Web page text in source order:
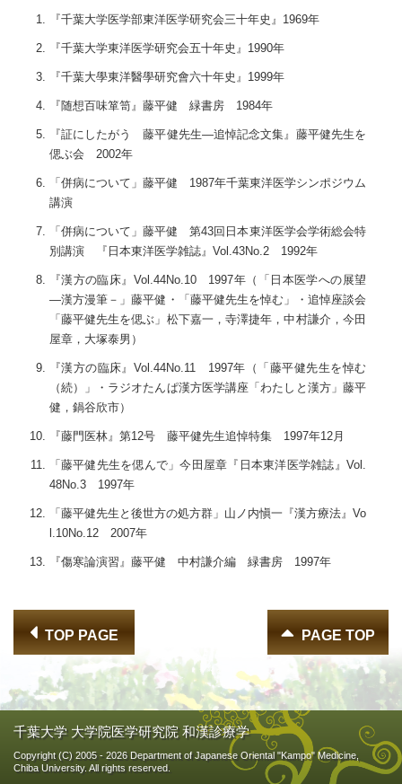
『千葉大学医学部東洋医学研究会三十年史』1969年
『千葉大学東洋医学研究会五十年史』1990年
『千葉大學東洋醫學研究會六十年史』1999年
『随想百味箪笥』藤平健 緑書房 1984年
『証にしたがう 藤平健先生―追悼記念文集』藤平健先生を
偲ぶ会 2002年
「併病について」藤平健 1987年千葉東洋医学シンポジウム
講演
「併病について」藤平健 第43回日本東洋医学会学術総会特
別講演 『日本東洋医学雑誌』Vol.43No.2 1992年
『漢方の臨床』Vol.44No.10 1997年（「日本医学への展望
―漢方漫筆－」藤平健・「藤平健先生を悼む」・追悼座談会
「藤平健先生を偲ぶ」松下嘉一，寺澤捷年，中村謙介，今田
屋章，大塚泰男）
『漢方の臨床』Vol.44No.11 1997年（「藤平健先生を悼む
（続）」・ラジオたんぱ漢方医学講座「わたしと漢方」藤平
健，鍋谷欣市）
『藤門医林』第12号 藤平健先生追悼特集 1997年12月
「藤平健先生を偲んで」今田屋章『日本東洋医学雑誌』Vol.
48No.3 1997年
「藤平健先生と後世方の処方群」山ノ内愼一『漢方療法』Vo
l.10No.12 2007年
『傷寒論演習』藤平健 中村謙介編 緑書房 1997年
TOP PAGE PAGE TOP
千葉大学 大学院医学研究院 和漢診療学
Copyright (C) 2005- 2026 Department of Japanese Oriental "Kampo" Medicine,
Chiba University. All rights reserved.